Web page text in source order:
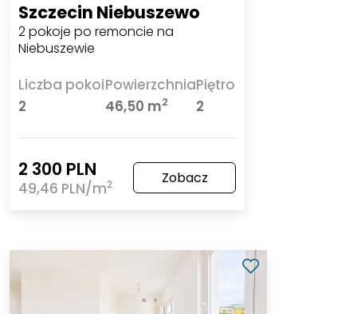
Szczecin Niebuszewo
2 pokoje po remoncie na
Niebuszewie
Liczba pokoi
2
Powierzchnia
46,50 m2
Piętro
2
2 300 PLN
49,46 PLN/m2 Zobacz